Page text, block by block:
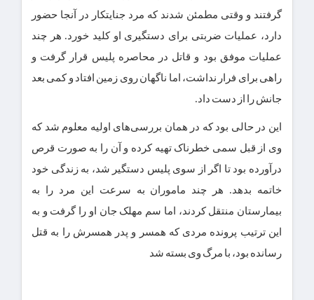
گرفتند و وقتی مطمئن شدند که مرد جنایتکار در آنجا حضور
دارد، عملیات ضربتی برای دستگیری او کلید خورد. هر چند
عملیات موفق بود و قاتل در محاصره پلیس قرار گرفت و
راهی برای فرار نداشت، اما ناگهان روی زمین افتاد و کمی بعد
جانش را از دست داد.
این در حالی بود که در همان بررسی‌های اولیه معلوم شد که
وی از قبل سمی خطرناک تهیه کرده و آن را به صورت قرص
درآورده بود تا اگر از سوی پلیس دستگیر شد، به زندگی خود
خاتمه بدهد. هر چند ماموران به سرعت این مرد را به
بیمارستان منتقل کردند، اما سم مهلک جان او را گرفت و به
این ترتیب پرونده مردی که همسر و پدر همسرش را به قتل
رسانده بود، با مرگ وی بسته شد